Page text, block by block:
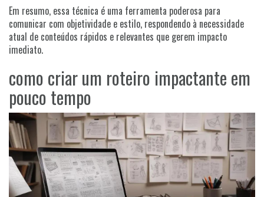
Em resumo, essa técnica é uma ferramenta poderosa para
comunicar com objetividade e estilo, respondendo à necessidade
atual de conteúdos rápidos e relevantes que gerem impacto
imediato.
como criar um roteiro impactante em
pouco tempo